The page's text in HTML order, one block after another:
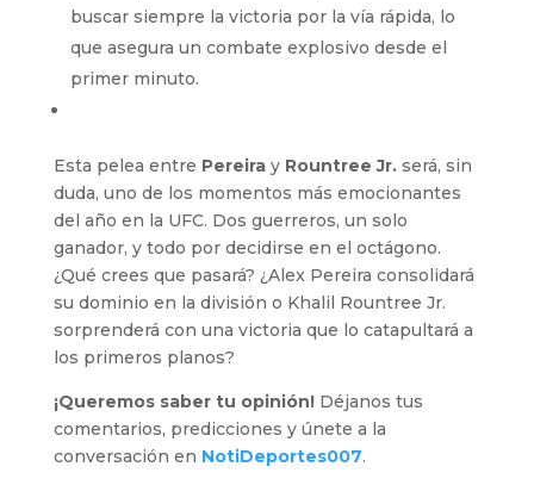
buscar siempre la victoria por la vía rápida, lo
que asegura un combate explosivo desde el
primer minuto.
Esta pelea entre Pereiray Rountree Jr.será, sin
duda, uno de los momentos más emocionantes
del año en la UFC. Dos guerreros, un solo
ganador, y todo por decidirse en el octágono.
¿Qué crees que pasará? ¿Alex Pereira consolidará
su dominio en la división o Khalil Rountree Jr.
sorprenderá con una victoria que lo catapultará a
los primeros planos?
¡Queremos saber tu opinión!Déjanos tus
comentarios, predicciones y únete a la
conversación en NotiDeportes007.